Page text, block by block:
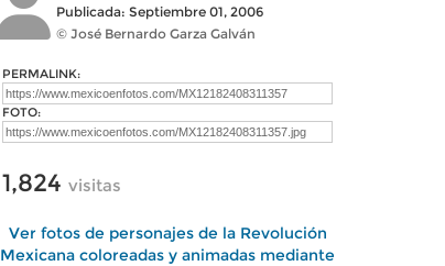
Publicada: Septiembre 01, 2006
© José Bernardo Garza Galván
PERMALINK:
FOTO:
1,824 visitas
Ver fotos de personajes de la Revolución
Mexicana coloreadas y animadas mediante